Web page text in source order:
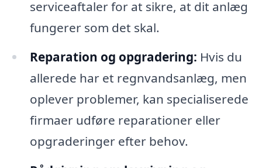
serviceaftaler for at sikre, at dit anlæg
fungerer som det skal.
Reparation og opgradering: Hvis du
allerede har et regnvandsanlæg, men
oplever problemer, kan specialiserede
firmaer udføre reparationer eller
opgraderinger efter behov.